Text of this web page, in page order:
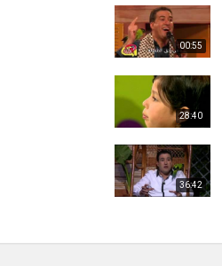
00:55
28:40
36:42